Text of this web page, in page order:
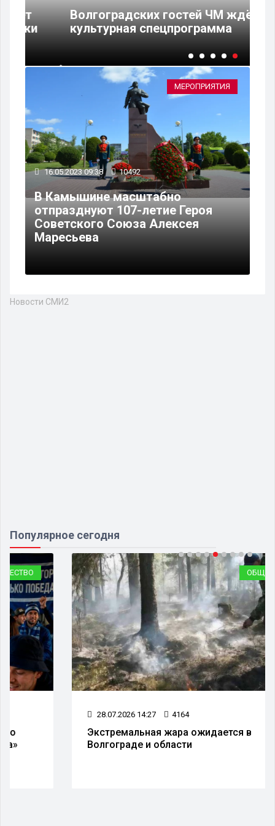
Волгоградских гостей ЧМ ждёт
культурная спецпрограмма
МЕРОПРИЯТИЯ
16.05.2023 09:38 10492
В Камышине масштабно
отпразднуют 107-летие Героя
Советского Союза Алексея
Маресьева
Новости СМИ2
Популярное сегодня
ОБЩЕСТВО
28.07.2026 14:27 4164
Экстремальная жара ожидается в
Волгограде и области